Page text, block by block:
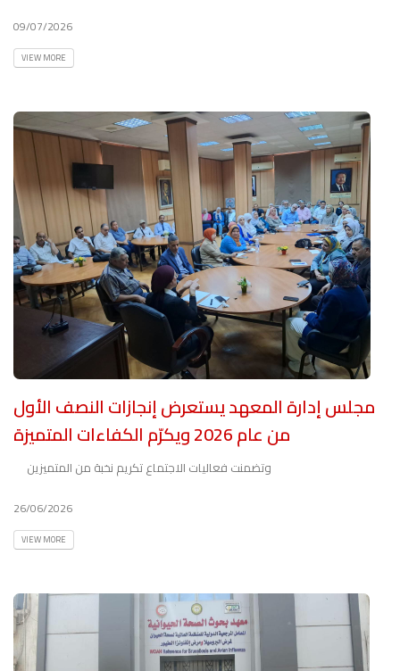
09/07/2026
VIEW MORE
مجلس إدارة المعهد يستعرض إنجازات النصف الأول
من عام 2026 ويكرّم الكفاءات المتميزة
وتضمنت فعاليات الاجتماع تكريم نخبة من المتميزين
26/06/2026
VIEW MORE